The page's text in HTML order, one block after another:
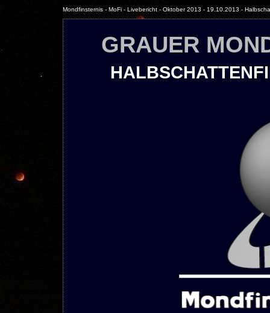
Mondfinsternis - MoFi - Livebericht - Oktober 2013 - 19.10.2013 -
GRAUER